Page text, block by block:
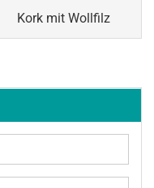
Kork mit Wollfilz